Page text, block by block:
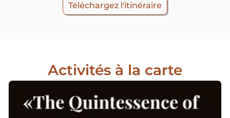
Téléchargez l'itinéraire
Activités à la carte